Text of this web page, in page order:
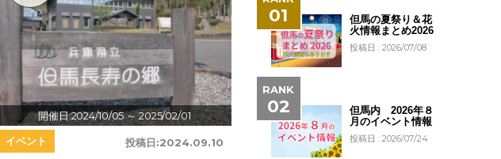
開催日:2024/10/05～ 2025/02/01
投稿日:2024.09.10
イベント
但馬の夏祭り＆花
火情報まとめ2026
投稿日 : 2026/07/08
但馬内 2026年８
月のイベント情報
投稿日 : 2026/07/24